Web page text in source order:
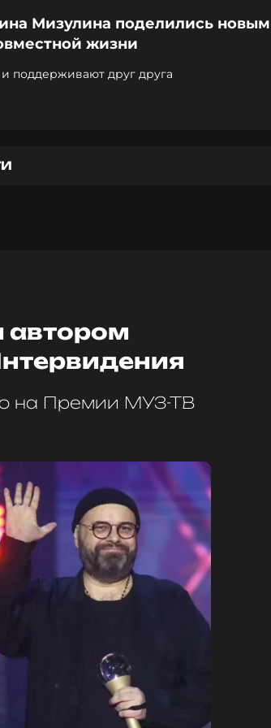
Мизулина поделились
жизни
поддерживают друг друга
автором
на Премии МУЗ-ТВ